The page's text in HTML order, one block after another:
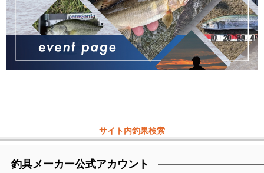
サイト内釣果検索
釣具メーカー公式アカウント